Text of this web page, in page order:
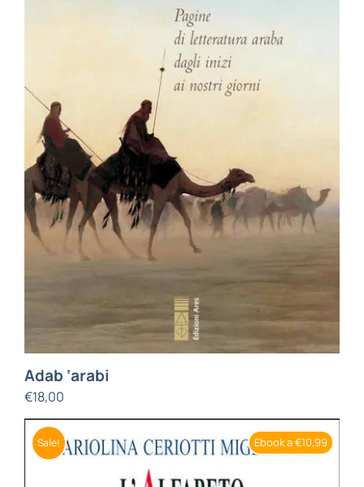
Adab ‘arabi
€18,00
Ebook a €10,99
Sale!